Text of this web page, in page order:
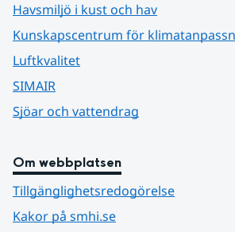
Havsmiljö i kust och hav
Kunskapscentrum för
Luftkvalitet
SIMAIR
Sjöar och vattendrag
Om webbplatsen
Tillgänglighetsredogörelse
Kakor på smhi.se